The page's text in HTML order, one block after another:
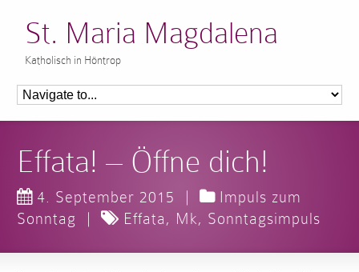
St. Maria Magdalena
Katholisch in Höntrop
Effata! – Öffne dich!
4. September 2015 |
Impuls zum
Sonntag
| Effata, Mk, Sonntagsimpuls